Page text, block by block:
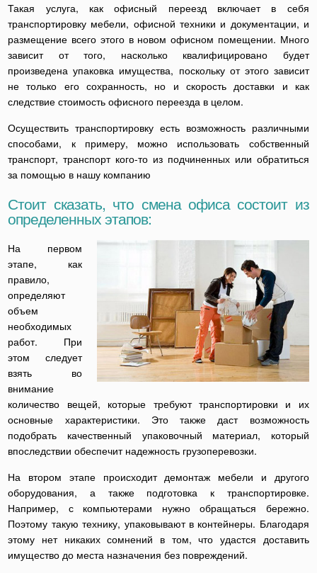
Такая услуга, как офисный переезд включает в себя
транспортировку мебели, офисной техники и документации, и
размещение всего этого в новом офисном помещении. Много
зависит от того, насколько квалифицировано будет
произведена упаковка имущества, поскольку от этого зависит
не только его сохранность, но и скорость доставки и как
следствие стоимость офисного переезда в целом.
Осуществить транспортировку есть возможность различными
способами, к примеру, можно использовать собственный
транспорт, транспорт кого-то из подчиненных или обратиться
за помощью в нашу компанию
Стоит сказать, что смена офиса состоит из
определенных этапов:
На первом
этапе, как
правило,
определяют
объем
необходимых
работ. При
этом следует
взять во
внимание
количество вещей, которые требуют транспортировки и их
основные характеристики. Это также даст возможность
подобрать качественный упаковочный материал, который
впоследствии обеспечит надежность грузоперевозки.
На втором этапе происходит демонтаж мебели и другого
оборудования, а также подготовка к транспортировке.
Например, с компьютерами нужно обращаться бережно.
Поэтому такую технику, упаковывают в контейнеры. Благодаря
этому нет никаких сомнений в том, что удастся доставить
имущество до места назначения без повреждений.